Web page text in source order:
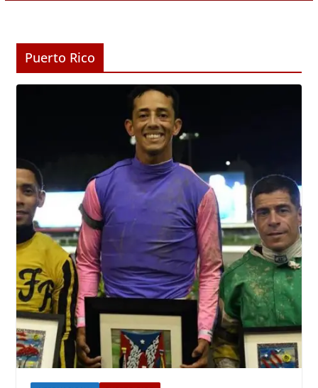
Puerto Rico